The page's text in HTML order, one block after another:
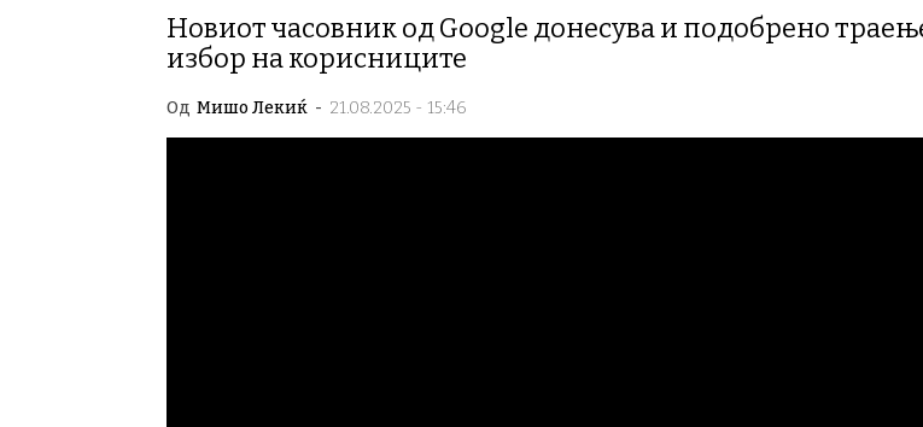
Новиот часовник од Google донесува и подобрено
избор на корисниците
Од Мишо Лекиќ - 21.08.2025 - 15:46